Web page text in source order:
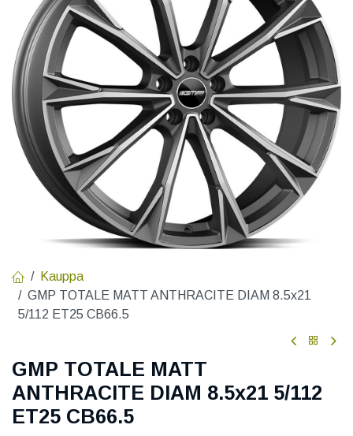
Kauppa
GMP TOTALE MATT ANTHRACITE DIAM 8.5x21
5/112 ET25 CB66.5
GMP TOTALE MATT
ANTHRACITE DIAM 8.5x21 5/112
ET25 CB66.5